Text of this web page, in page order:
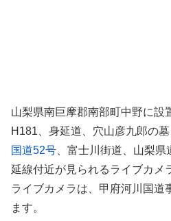
山梨県南巨摩郡南部町中野に設
H181、身延道、穴山彦九郎の
国道52号 、富士川街道、山梨
延線付近が見られるライブカメ
ライブカメラは、甲府河川国道
ます。